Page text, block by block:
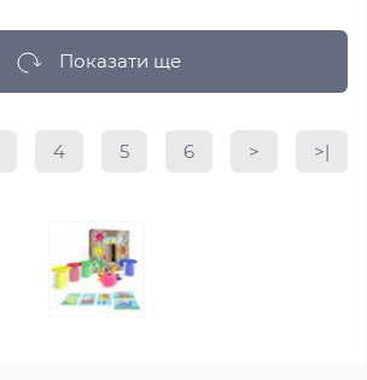
Показати ще
4 5 6 > >|